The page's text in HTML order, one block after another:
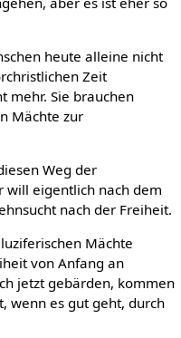
heute alleine nicht
Zeit
mehr. Sie brauchen
Mächte zur
Weg der
will eigentlich nach dem
nach der Freiheit.
Mächte
von Anfang an
jetzt gebärden, kommen
wenn es gut geht, durch